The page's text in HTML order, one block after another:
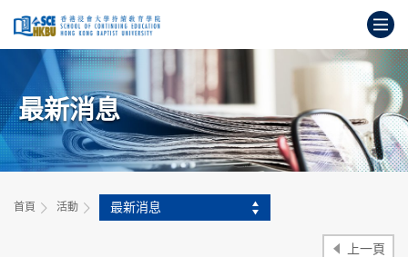
容
打
要
內
容
最新消息
首頁 活動 最新消息
上一頁